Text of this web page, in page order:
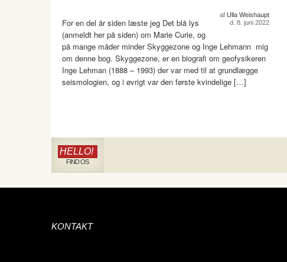
af Ulla Weishaupt
d. 8. juni 2022
For en del år siden læste jeg Det blå lys
(anmeldt her på siden) om Marie Curie, og
på mange måder minder Skyggezone og Inge Lehmann mig
om denne bog. Skyggezone, er en biografi om geofysikeren
Inge Lehman (1888 – 1993) der var med til at grundlægge
seismologien, og i øvrigt var den første kvindelige […]
HELLO!
FIND OS
KONTAKT